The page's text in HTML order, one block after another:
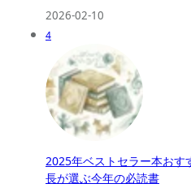
2026-02-10
4
2025年ベストセラー本お
長が選ぶ今年の必読書